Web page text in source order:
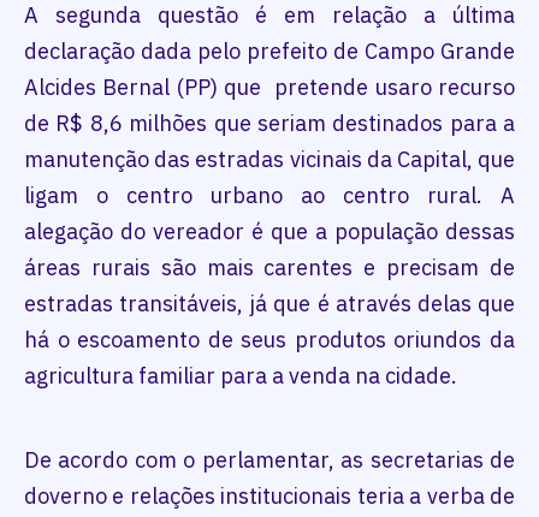
A segunda questão é em relação a última
declaração dada pelo prefeito de Campo Grande
Alcides Bernal (PP) que pretende usaro recurso
de R$ 8,6 milhões que seriam destinados para a
manutenção das estradas vicinais da Capital, que
ligam o centro urbano ao centro rural. A
alegação do vereador é que a população dessas
áreas rurais são mais carentes e precisam de
estradas transitáveis, já que é através delas que
há o escoamento de seus produtos oriundos da
agricultura familiar para a venda na cidade.
De acordo com o perlamentar, as secretarias de
doverno e relações institucionais teria a verba de